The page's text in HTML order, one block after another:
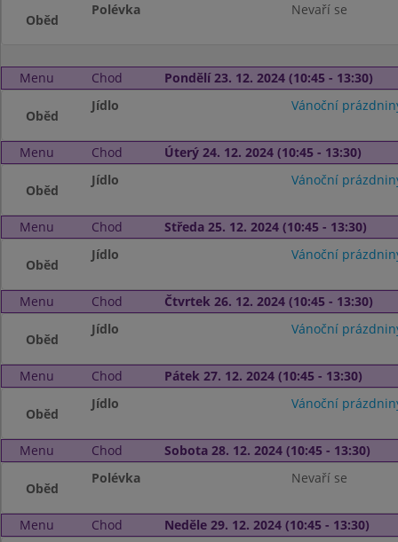
Oběd
Polévka Nevaří se
Menu Chod Pondělí 23. 12. 2024 (10:45 - 13:30)
Oběd
Jídlo Vánoční
Menu Chod Úterý 24. 12. 2024 (10:45 - 13:30)
Oběd
Jídlo Vánoční
Menu Chod Středa 25. 12. 2024 (10:45 - 13:30)
Oběd
Jídlo Vánoční
Menu Chod Čtvrtek 26. 12. 2024 (10:45 - 13:30)
Oběd
Jídlo Vánoční
Menu Chod Pátek 27. 12. 2024 (10:45 - 13:30)
Oběd
Jídlo Vánoční
Menu Chod Sobota 28. 12. 2024 (10:45 - 13:30)
Oběd
Polévka Nevaří se
Menu Chod Neděle 29. 12. 2024 (10:45 - 13:30)